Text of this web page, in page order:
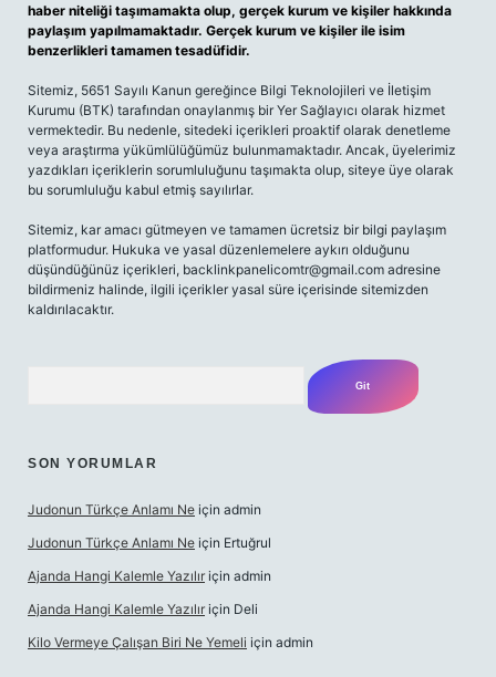
haber niteliği taşımamakta olup, gerçek kurum ve kişiler hakkında
paylaşım yapılmamaktadır. Gerçek kurum ve kişiler ile isim
benzerlikleri tamamen tesadüfidir.
Sitemiz, 5651 Sayılı Kanun gereğince Bilgi Teknolojileri ve İletişim
Kurumu (BTK) tarafından onaylanmış bir Yer Sağlayıcı olarak hizmet
vermektedir. Bu nedenle, sitedeki içerikleri proaktif olarak denetleme
veya araştırma yükümlülüğümüz bulunmamaktadır. Ancak, üyelerimiz
yazdıkları içeriklerin sorumluluğunu taşımakta olup, siteye üye olarak
bu sorumluluğu kabul etmiş sayılırlar.
Sitemiz, kar amacı gütmeyen ve tamamen ücretsiz bir bilgi paylaşım
platformudur. Hukuka ve yasal düzenlemelere aykırı olduğunu
düşündüğünüz içerikleri, backlinkpanelicomtr@gmail.com adresine
bildirmeniz halinde, ilgili içerikler yasal süre içerisinde sitemizden
kaldırılacaktır.
SON YORUMLAR
Judonun Türkçe Anlamı Ne için admin
Judonun Türkçe Anlamı Ne için Ertuğrul
Ajanda Hangi Kalemle Yazılır için admin
Ajanda Hangi Kalemle Yazılır için Deli
Kilo Vermeye Çalışan Biri Ne Yemeli için admin